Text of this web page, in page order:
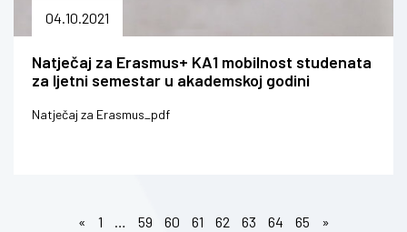
04.10.2021
Natječaj za Erasmus+ KA1 mobilnost studenata
za ljetni semestar u akademskoj godini
Natječaj za Erasmus_pdf
« 1 … 59 60 61 62 63 64 65 »